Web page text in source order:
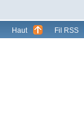
Haut Fil RSS